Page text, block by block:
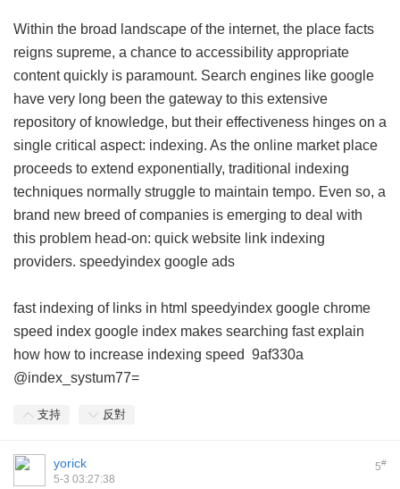
Within the broad landscape of the internet, the place facts
reigns supreme, a chance to accessibility appropriate
content quickly is paramount. Search engines like google
have very long been the gateway to this extensive
repository of knowledge, but their effectiveness hinges on a
single critical aspect: indexing. As the online market place
proceeds to extend exponentially, traditional indexing
techniques normally struggle to maintain tempo. Even so, a
brand new breed of companies is emerging to deal with
this problem head-on: quick website link indexing
providers. speedyindex google ads
fast indexing of links in html speedyindex google chrome
speed index google index makes searching fast explain
how how to increase indexing speed 9af330a
@index_systum77=
支持 反對
5#
yorick
5-3 03:27:38